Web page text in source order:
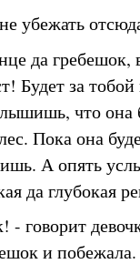
убежать
да гребешок,
Будет за
что она
Пока она
А опять
да глубокая
- говорит
и побежала.